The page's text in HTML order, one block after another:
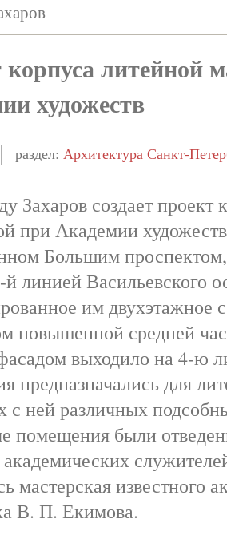
литейной
художеств
раздел: Архитектура Санкт-
Захаров создает проект
при Академии
Большим
линией Васильевского
им двухэтажное
повышенной средней
выходило на 4-ю
предназначались для
с ней различных
помещения были
мастерская известного
В. П. Екимова.